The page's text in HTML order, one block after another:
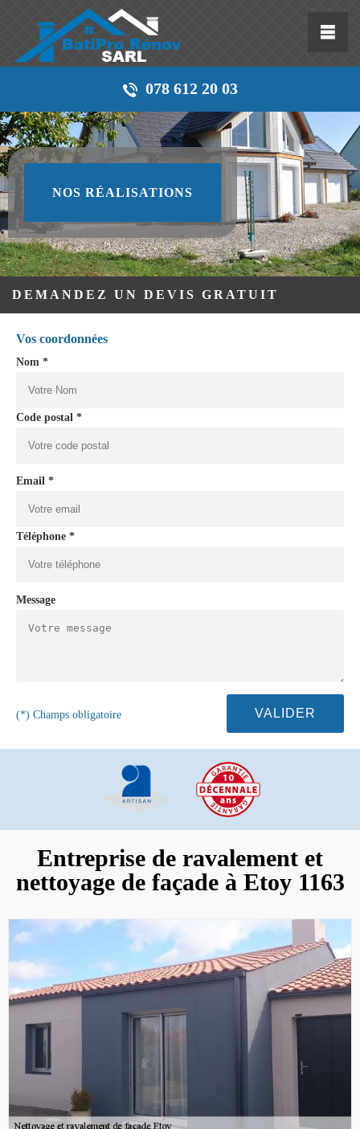
078 612 20 03
NOS RÉALISATIONS
DEMANDEZ UN DEVIS GRATUIT
Vos coordonnées
Nom *
Code postal *
Email *
Téléphone *
Message
(*) Champs obligatoire
Entreprise de ravalement et
nettoyage de façade à Etoy 1163